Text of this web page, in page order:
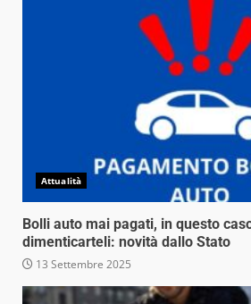
Attualità
Bolli auto mai pagati, in questo
dimenticarteli: novità dallo Stato
13 Settembre 2025